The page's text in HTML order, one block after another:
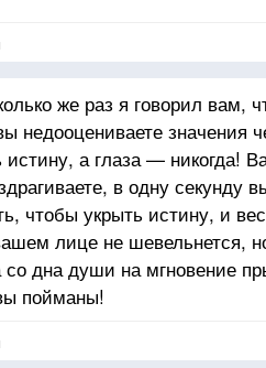
же раз я говорил вам,
недооцениваете значения
а глаза — никогда!
в одну секунду
чтобы укрыть истину, и
лице не шевельнется,
дна души на мгновение
пойманы!